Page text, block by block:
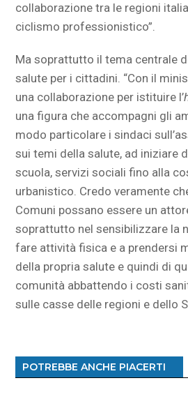
collaborazione tra le regioni
ciclismo professionistico”.
Ma soprattutto il tema centrale
salute per i cittadini. “Con il
una collaborazione per istituire l’
una figura che accompagni gli
modo particolare i sindaci
sui temi della salute, ad iniziare
scuola, servizi sociali fino alla
urbanistico. Credo veramente
Comuni possano essere un
soprattutto nel sensibilizzare la
fare attività fisica e a prendersi
della propria salute e quindi di
comunità abbattendo i costi
sulle casse delle regioni e dello
POTREBBE ANCHE PIACERTI